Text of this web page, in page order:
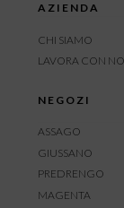
AZIENDA
CHI SIAMO
LAVORA CON
NEGOZI
ASSAGO
GIUSSANO
PREDRENGO
MAGENTA